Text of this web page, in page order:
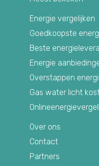
Energie vergelijken
Goedkoopste
Beste
Energie
Overstappen
Gas water licht
Over ons
Contact
Partners